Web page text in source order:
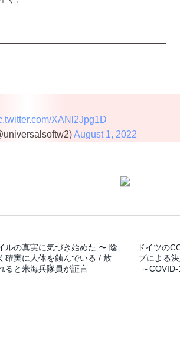
XANl2Jpg1D
August 1, 2022
ルの真実に気づき始めた 〜 陰
確実に人体を蝕んでいる / 放
ると米海兵隊員が証言
ドイツの
プによる
～